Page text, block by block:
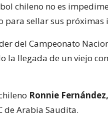
chileno no es
para sellar sus próximas
del Campeonato
la llegada de un viejo
Ronnie Fernández,
de Arabia Saudita.